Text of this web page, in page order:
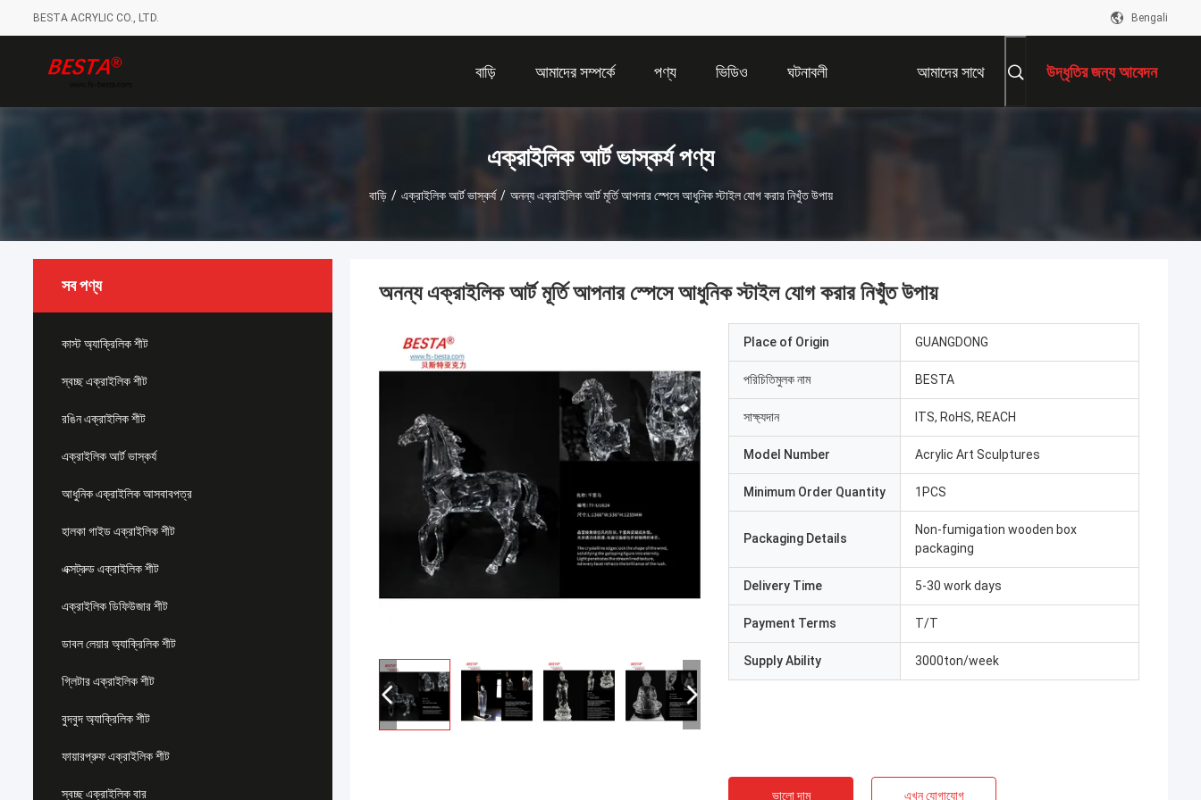
BESTA ACRYLIC CO., LTD. Bengali
বাড়ি আমাদের সম্পর্কে পণ্য ভিডিও ঘটনাবলী আমাদের সাথে উদ্ধৃতির জন্য আবেদন
এক্রাইলিক আর্ট ভাস্কর্য পণ্য
বাড়ি / এক্রাইলিক আর্ট ভাস্কর্য / অনন্য এক্রাইলিক আর্ট মূর্তি আপনার স্পেসে আধুনিক স্টাইল যোগ করার নিখুঁত উপায়
সব পণ্য
কাস্ট অ্যাক্রিলিক শীট
স্বচ্ছ এক্রাইলিক শীট
রঙিন এক্রাইলিক শীট
এক্রাইলিক আর্ট ভাস্কর্য
আধুনিক এক্রাইলিক আসবাবপত্র
হালকা গাইড এক্রাইলিক শীট
এক্সট্রুড এক্রাইলিক শীট
এক্রাইলিক ডিফিউজার শীট
ডাবল লেয়ার অ্যাক্রিলিক শীট
গ্লিটার এক্রাইলিক শীট
বুদবুদ অ্যাক্রিলিক শীট
ফায়ারপ্রুফ এক্রাইলিক শীট
স্বচ্ছ এক্রাইলিক বার
অনন্য এক্রাইলিক আর্ট মূর্তি আপনার স্পেসে আধুনিক স্টাইল যোগ করার নিখুঁত উপায়
Place of Origin GUANGDONG
পরিচিতিমুলক নাম BESTA
সাক্ষ্যদান ITS, RoHS, REACH
Model Number Acrylic Art Sculptures
Minimum Order Quantity 1PCS
Packaging Details
Non-fumigation wooden box
packaging
Delivery Time 5-30 work days
Payment Terms T/T
Supply Ability 3000ton/week
ভালো দাম এখন যোগাযোগ